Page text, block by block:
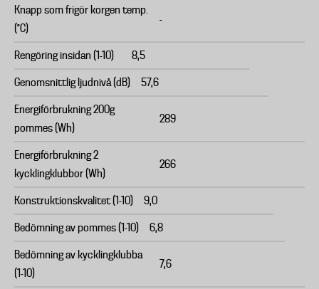
Knapp som frigör korgen temp.
(°C)
-
Rengöring insidan (1-10) 8,5
Genomsnittlig ljudnivå (dB) 57,6
Energiförbrukning 200g
pommes (Wh)
289
Energiförbrukning 2
kycklingklubbor (Wh)
266
Konstruktionskvalitet (1-10) 9,0
Bedömning av pommes (1-10) 6,8
Bedömning av kycklingklubba
(1-10)
7,6